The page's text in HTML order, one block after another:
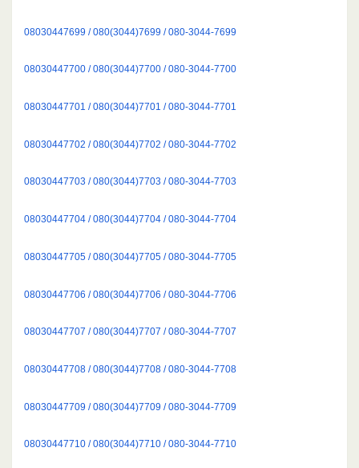
08030447699 / 080(3044)7699 / 080-3044-7699
08030447700 / 080(3044)7700 / 080-3044-7700
08030447701 / 080(3044)7701 / 080-3044-7701
08030447702 / 080(3044)7702 / 080-3044-7702
08030447703 / 080(3044)7703 / 080-3044-7703
08030447704 / 080(3044)7704 / 080-3044-7704
08030447705 / 080(3044)7705 / 080-3044-7705
08030447706 / 080(3044)7706 / 080-3044-7706
08030447707 / 080(3044)7707 / 080-3044-7707
08030447708 / 080(3044)7708 / 080-3044-7708
08030447709 / 080(3044)7709 / 080-3044-7709
08030447710 / 080(3044)7710 / 080-3044-7710